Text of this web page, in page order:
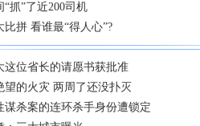
抓”了近200司机
拼 看谁最“得人心”?
这位省长的请愿书获批准
望的火灾 两周了还没扑灭
谋杀案的连环杀手身份遭锁定